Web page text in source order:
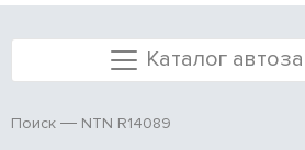
Каталог
Поиск NTN R14089